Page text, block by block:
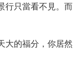
行只當看不見。而
大的福分，你居然